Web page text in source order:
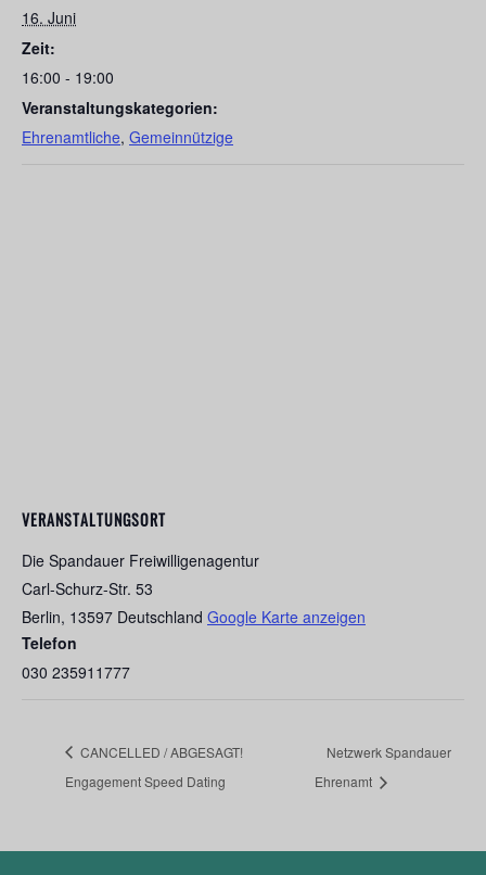
16. Juni
Zeit:
16:00 - 19:00
Veranstaltungskategorien:
Ehrenamtliche, Gemeinnützige
VERANSTALTUNGSORT
Die Spandauer Freiwilligenagentur
Carl-Schurz-Str. 53
Berlin, 13597 Deutschland Google Karte anzeigen
Telefon
030 235911777
CANCELLED / ABGESAGT!
Engagement Speed Dating
Netzwerk Spandauer
Ehrenamt